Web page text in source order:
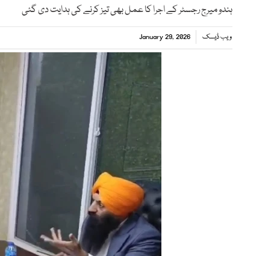
ہندو میرج رجسٹر کے اجرا کا عمل بھی تیز کرنے کی ہدایت دی گئی
ویب ڈیسک January 29, 2026